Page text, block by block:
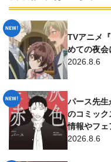
TVアニメ
めての夜
2026.8.6
パース先生
のコミッ
情報やフェ
2026.8.6